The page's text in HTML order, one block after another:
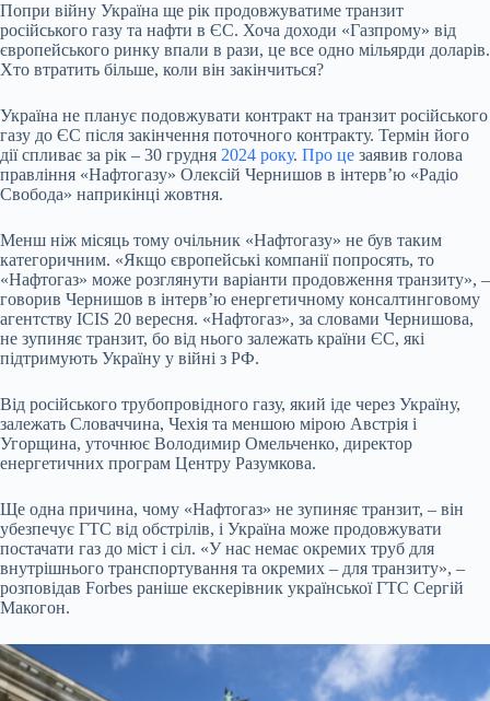
Попри війну Україна ще рік продовжуватиме транзит
російського газу та нафти в ЄС. Хоча доходи «Газпрому» від
європейського ринку впали в рази, це все одно мільярди доларів.
Хто втратить більше, коли він закінчиться?
Україна не планує подовжувати контракт на транзит російського
газу до ЄС після закінчення поточного контракту. Термін його
дії спливає за рік – 30 грудня 2024 року. Про це заявив голова
правління «Нафтогазу» Олексій Чернишов в інтерв’ю «Радіо
Свобода» наприкінці жовтня.
Менш ніж місяць тому очільник «Нафтогазу» не був таким
категоричним. «Якщо європейські компанії попросять, то
«Нафтогаз» може розглянути варіанти продовження транзиту», –
говорив Чернишов в інтервʼю енергетичному консалтинговому
агентству ICIS 20 вересня. «Нафтогаз», за словами Чернишова,
не зупиняє транзит, бо від нього залежать країни ЄС, які
підтримують Україну у війні з РФ.
Від російського трубопровідного газу, який іде через Україну,
залежать Словаччина, Чехія та меншою мірою Австрія і
Угорщина, уточнює Володимир Омельченко, директор
енергетичних програм Центру Разумкова.
Ще одна причина, чому «Нафтогаз» не зупиняє транзит, – він
убезпечує ГТС від обстрілів, і Україна може продовжувати
постачати газ до міст і сіл. «У нас немає окремих труб для
внутрішнього транспортування та окремих – для транзиту», –
розповідав Forbes раніше екскерівник української ГТС Сергій
Макогон.